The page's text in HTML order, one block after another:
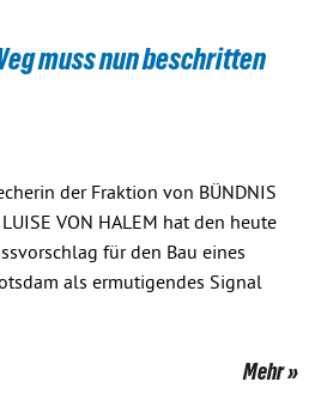
muss nun beschritten
der Fraktion von BÜNDNIS
VON HALEM hat den heute
für den Bau eines
als ermutigendes Signal
Mehr